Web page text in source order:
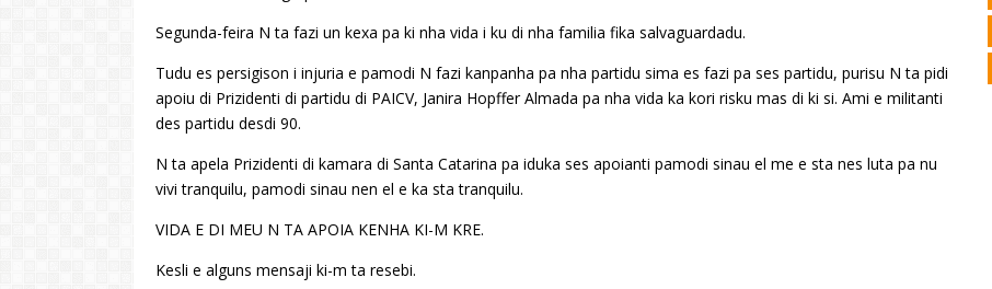
Segunda-feira N ta fazi un kexa pa ki nha vida i ku di nha familia fika salvaguardadu.
Tudu es persigison i injuria e pamodi N fazi kanpanha pa nha partidu sima es fazi pa ses partidu, purisu N ta pidi
apoiu di Prizidenti di partidu di PAICV, Janira Hopffer Almada pa nha vida ka kori risku mas di ki si. Ami e militanti
des partidu desdi 90.
N ta apela Prizidenti di kamara di Santa Catarina pa iduka ses apoianti pamodi sinau el me e sta nes luta pa nu
vivi tranquilu, pamodi sinau nen el e ka sta tranquilu.
VIDA E DI MEU N TA APOIA KENHA KI-M KRE.
Kesli e alguns mensaji ki-m ta resebi.